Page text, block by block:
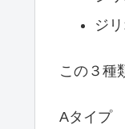
ジ
この３種
Aタイプ